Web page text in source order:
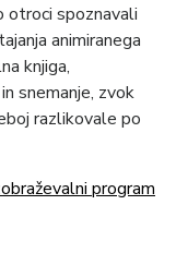
otroci spoznavali
animiranega
knjiga,
snemanje, zvok
razlikovale po
program